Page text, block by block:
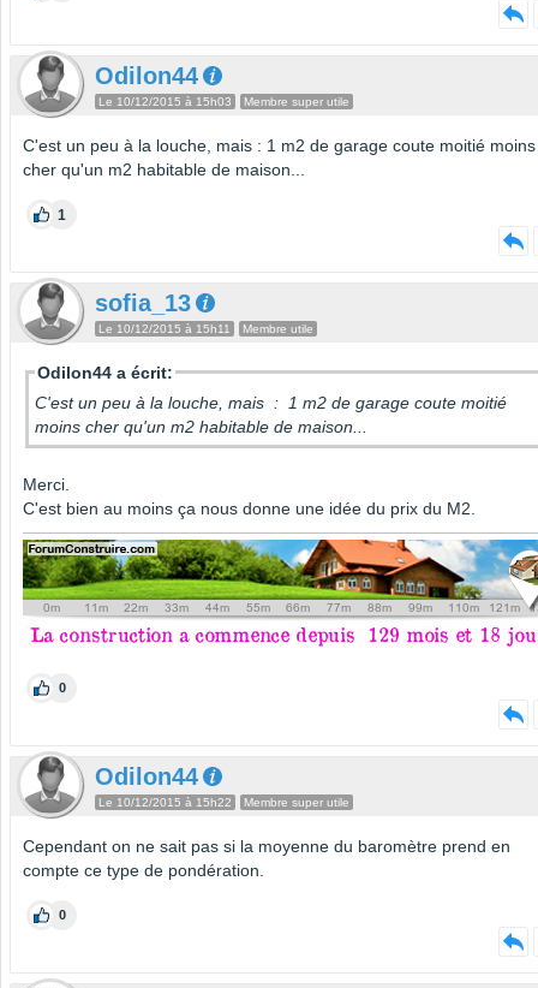
Odilon44
Le 10/12/2015 à 15h03 Membre super utile
C'est un peu à la louche, mais : 1 m2 de garage coute moitié moins
cher qu'un m2 habitable de maison...
1
sofia_13
Le 10/12/2015 à 15h11 Membre utile
Odilon44 a écrit:
C'est un peu à la louche, mais : 1 m2 de garage coute moitié
moins cher qu'un m2 habitable de maison...
Merci.
C'est bien au moins ça nous donne une idée du prix du M2.
0
Odilon44
Le 10/12/2015 à 15h22 Membre super utile
Cependant on ne sait pas si la moyenne du baromètre prend en
compte ce type de pondération.
0